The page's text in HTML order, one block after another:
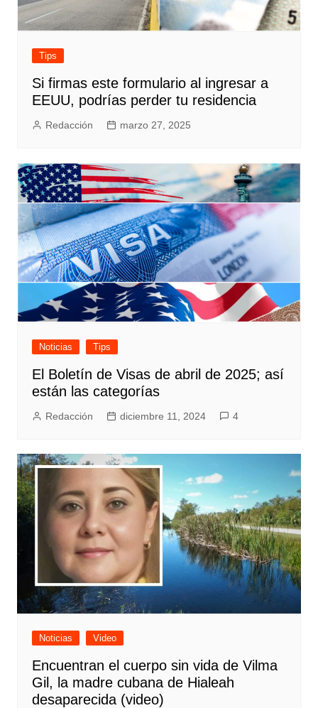
Tips
Si firmas este formulario al ingresar a
EEUU, podrías perder tu residencia
Redacción marzo 27, 2025
Noticias Tips
El Boletín de Visas de abril de 2025; así
están las categorías
Redacción diciembre 11, 2024 4
Noticias Video
Encuentran el cuerpo sin vida de Vilma
Gil, la madre cubana de Hialeah
desaparecida (video)